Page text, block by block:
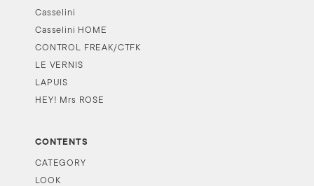
Casselini
Casselini HOME
CONTROL FREAK/CTFK
LE VERNIS
LAPUIS
HEY! Mrs ROSE
CONTENTS
CATEGORY
LOOK